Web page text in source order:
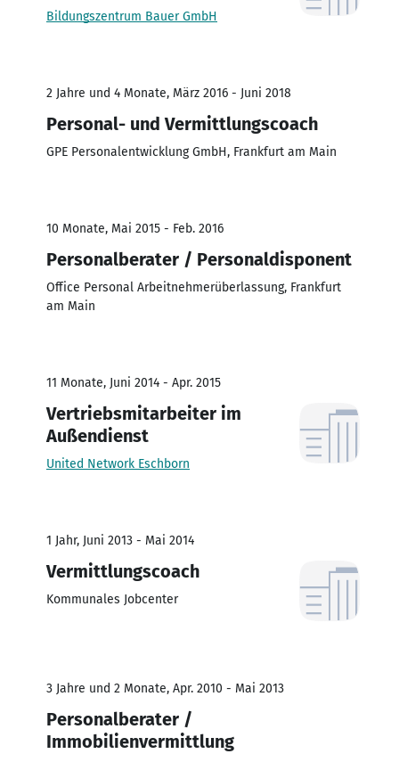
Bildungszentrum Bauer GmbH
2 Jahre und 4 Monate, März 2016 - Juni 2018
Personal- und Vermittlungscoach
GPE Personalentwicklung GmbH, Frankfurt am Main
10 Monate, Mai 2015 - Feb. 2016
Personalberater / Personaldisponent
Office Personal Arbeitnehmerüberlassung, Frankfurt
am Main
11 Monate, Juni 2014 - Apr. 2015
Vertriebsmitarbeiter im
Außendienst
United Network Eschborn
1 Jahr, Juni 2013 - Mai 2014
Vermittlungscoach
Kommunales Jobcenter
3 Jahre und 2 Monate, Apr. 2010 - Mai 2013
Personalberater /
Immobilienvermittlung